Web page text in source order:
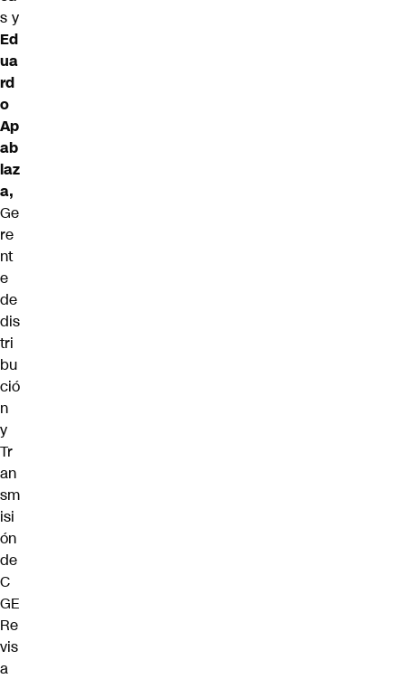
s y
Ed
ua
rd
o
Ap
ab
laz
a,
Ge
re
nt
e
de
dis
tri
bu
ció
n
y
Tr
an
sm
isi
ón
de
C
GE
Re
vis
a